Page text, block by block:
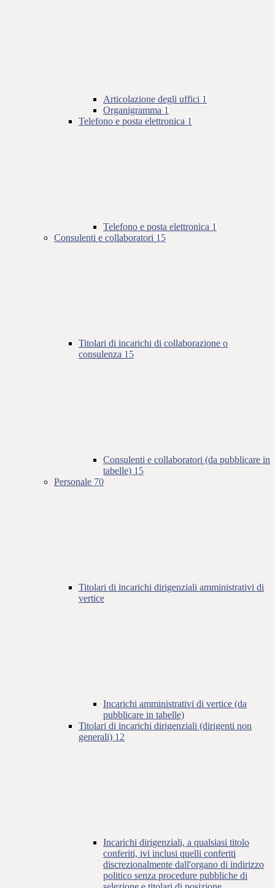
Articolazione degli uffici 1
Organigramma 1
Telefono e posta elettronica 1
Telefono e posta elettronica 1
Consulenti e collaboratori 15
Titolari di incarichi di collaborazione o
consulenza 15
Consulenti e collaboratori (da pubblicare in
tabelle) 15
Personale 70
Titolari di incarichi dirigenziali amministrativi di
vertice
Incarichi amministrativi di vertice (da
pubblicare in tabelle)
Titolari di incarichi dirigenziali (dirigenti non
generali) 12
Incarichi dirigenziali, a qualsiasi titolo
conferiti, ivi inclusi quelli conferiti
discrezionalmente dall'organo di indirizzo
politico senza procedure pubbliche di